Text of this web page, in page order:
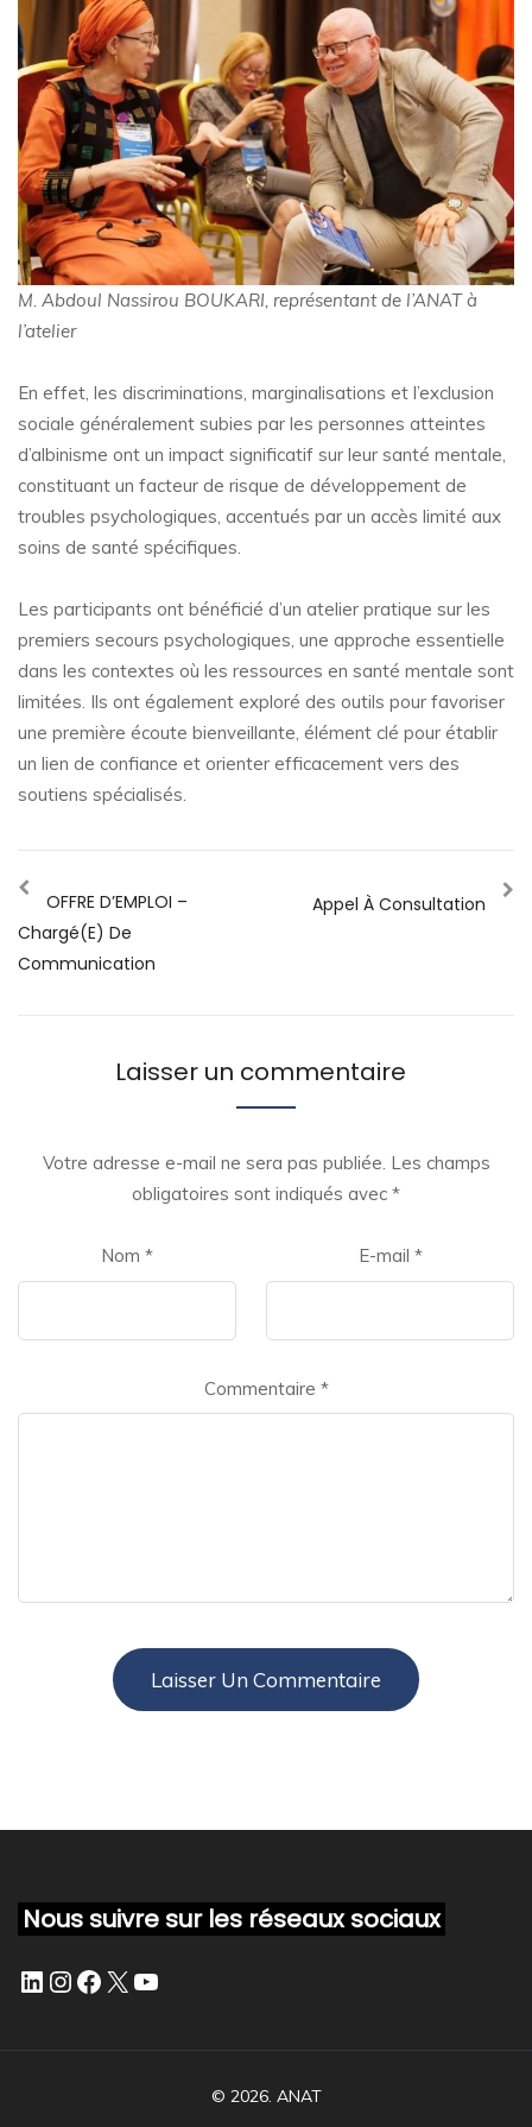
M. Abdoul Nassirou BOUKARI, représentant de l’ANAT à
l’atelier
En effet, les discriminations, marginalisations et l’exclusion
sociale généralement subies par les personnes atteintes
d’albinisme ont un impact significatif sur leur santé mentale,
constituant un facteur de risque de développement de
troubles psychologiques, accentués par un accès limité aux
soins de santé spécifiques.
Les participants ont bénéficié d’un atelier pratique sur les
premiers secours psychologiques, une approche essentielle
dans les contextes où les ressources en santé mentale sont
limitées. Ils ont également exploré des outils pour favoriser
une première écoute bienveillante, élément clé pour établir
un lien de confiance et orienter efficacement vers des
soutiens spécialisés.
OFFRE D’EMPLOI –
Chargé(e) De
Communication
Appel À Consultation
Laisser un commentaire
Votre adresse e-mail ne sera pas publiée. Les champs
obligatoires sont indiqués avec *
Nom * E-mail *
Commentaire *
Nous suivre sur les réseaux sociaux
LinkedIn
Instagram
Facebook
X YouTube
© 2026. ANAT